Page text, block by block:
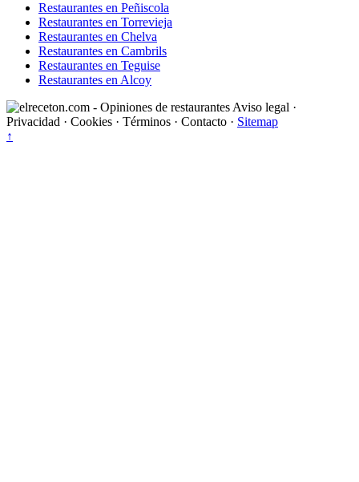
Restaurantes en Peñiscola
Restaurantes en Torrevieja
Restaurantes en Chelva
Restaurantes en Cambrils
Restaurantes en Teguise
Restaurantes en Alcoy
Aviso legal ·
Privacidad · Cookies · Términos · Contacto · Sitemap
↑